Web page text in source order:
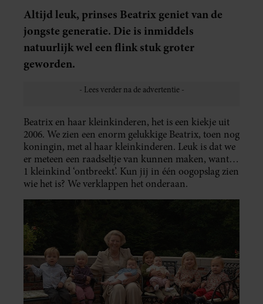
Altijd leuk, prinses Beatrix geniet van de
jongste generatie. Die is inmiddels
natuurlijk wel een flink stuk groter
geworden.
Beatrix en haar kleinkinderen, het is een kiekje uit
2006. We zien een enorm gelukkige Beatrix, toen nog
koningin, met al haar kleinkinderen. Leuk is dat we
er meteen een raadseltje van kunnen maken, want…
1 kleinkind ‘ontbreekt’. Kun jij in één oogopslag zien
wie het is? We verklappen het onderaan.